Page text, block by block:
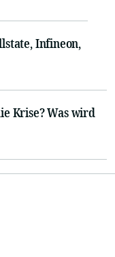
Infineon,
Krise? Was wird